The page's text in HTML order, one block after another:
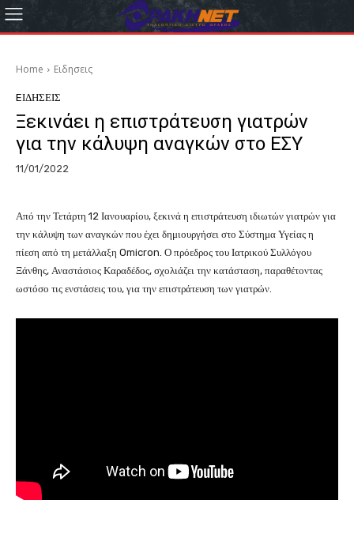
Home Eιδησεις
EΙΔΗΣΕΙΣ
Ξεκινάει η επιστράτευση γιατρών
για την κάλυψη αναγκών στο ΕΣΥ
11/01/2022
Από την Τετάρτη 12 Ιανουαρίου, ξεκινά η επιστράτευση ιδιωτών γιατρών για
την κάλυψη των αναγκών που έχει δημιουργήσει στο Σύστημα Υγείας η
πίεση από τη μετάλλαξη Omicron. Ο πρόεδρος του Ιατρικού Συλλόγου
Ξάνθης, Αναστάσιος Καραδέδος, σχολιάζει την κατάσταση, παραθέτοντας
ωστόσο τις ενστάσεις του, για την επιστράτευση των γιατρών.